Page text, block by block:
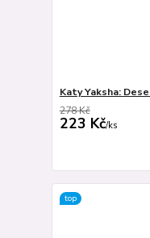
Katy Yaksha:
278 Kč
223 Kč/ks
top